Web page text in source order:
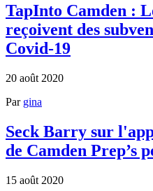
TapInto Camden :
reçoivent des
Covid-19
20 août 2020
Par gina
Seck Barry sur
de Camden Prep’s
15 août 2020